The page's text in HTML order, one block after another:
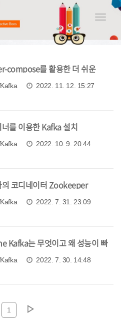
Toggle
compose를 활용한 더 쉬운
2022. 11. 12. 15:27
를 이용한 Kafka 설치
2022. 10. 9. 20:44
코디네이터 Zookeeper
2022. 7. 31. 23:09
Kafka는 무엇이고 왜 성능이 빠
2022. 7. 30. 14:48
1